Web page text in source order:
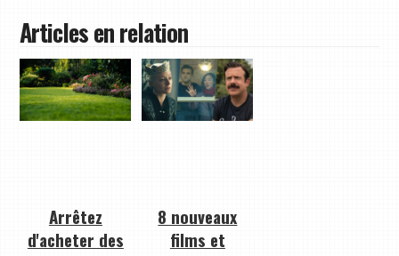
Articles en relation
Arrêtez
d'acheter des
8 nouveaux
films et